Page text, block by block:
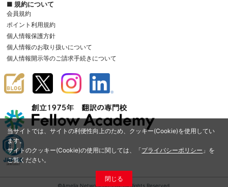
当サイトでは、サイトの利便性向上のため、クッキー(Cookie)を使用してい
ます。
サイトのクッキー(Cookie)の使用に関しては、「プライバシーポリシー 」を
ご覧ください。
閉じる
■ 規約について
会員規約
ポイント利用規約
個人情報保護方針
個人情報のお取り扱いについて
個人情報開示等のご請求手続きについて
©Amelia Network Co.,Ltd. All Rights Reserved.